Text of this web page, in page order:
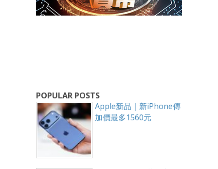
POPULAR POSTS
Apple新品｜新iPhone傳
加價最多1560元